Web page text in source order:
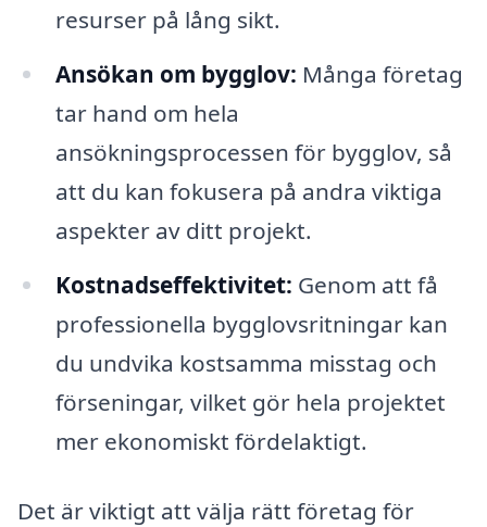
resurser på lång sikt.
Ansökan om bygglov: Många företag
tar hand om hela
ansökningsprocessen för bygglov, så
att du kan fokusera på andra viktiga
aspekter av ditt projekt.
Kostnadseffektivitet: Genom att få
professionella bygglovsritningar kan
du undvika kostsamma misstag och
förseningar, vilket gör hela projektet
mer ekonomiskt fördelaktigt.
Det är viktigt att välja rätt företag för